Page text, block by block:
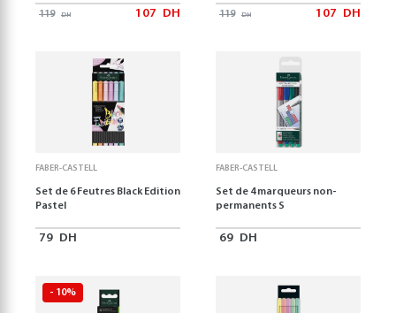
119 DH 107 DH 119 DH 107 DH
FABER-CASTELL
Set de 6 Feutres Black Edition
Pastel
79 DH
FABER-CASTELL
Set de 4 marqueurs non-
permanents S
69 DH
- 10%